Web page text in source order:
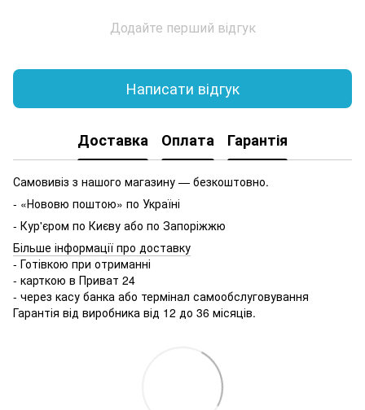
Додайте перший відгук
Написати відгук
Доставка Оплата Гарантія
Самовивіз з нашого магазину — безкоштовно.
- «Нововю поштою» по Україні
- Кур'єром по Києву або по Запоріжжю
Більше інформації про доставку
- Готівкою при отриманні
- карткою в Приват 24
- через касу банка або термінал самообслуговування
Гарантія від виробника від 12 до 36 місяців.